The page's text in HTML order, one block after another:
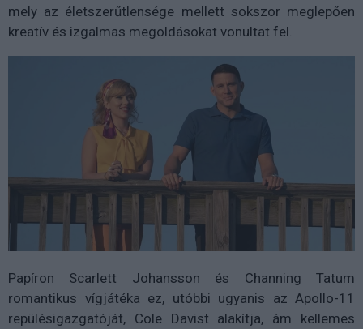
mely az életszerűtlensége mellett sokszor meglepően
kreatív és izgalmas megoldásokat vonultat fel.
Papíron Scarlett Johansson és Channing Tatum
romantikus vígjátéka ez, utóbbi ugyanis az Apollo-11
repülésigazgatóját, Cole Davist alakítja, ám kellemes